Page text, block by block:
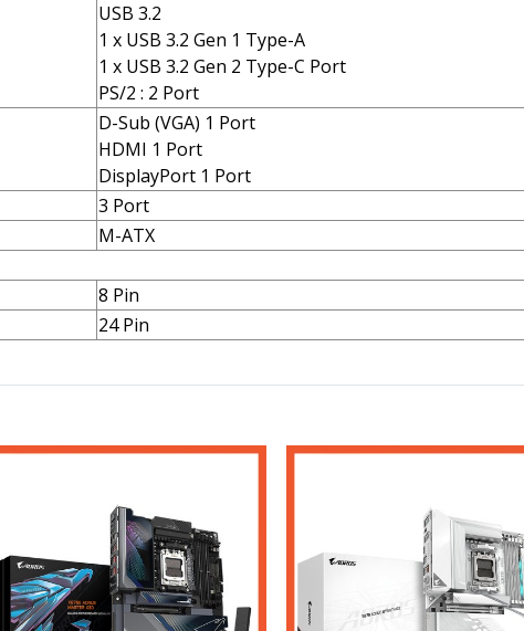
USB 3.2
1 x USB 3.2 Gen 1 Type-A
1 x USB 3.2 Gen 2 Type-C Port
PS/2 : 2 Port
D-Sub (VGA) 1 Port
HDMI 1 Port
DisplayPort 1 Port
3 Port
M-ATX
8 Pin
24 Pin